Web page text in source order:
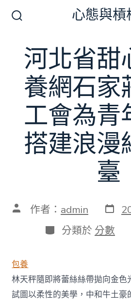
切
換
開
關
心態與槓
河北省甜
養網石家
工會為青
搭建浪漫
臺
文 作者： admin 發
表
日
期
分
類
分類於 分數
包養
林天秤隨即將蕾絲絲帶拋向金色
試圖以柔性的美學，中和牛土豪